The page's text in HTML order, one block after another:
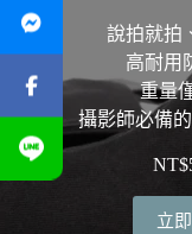
說拍就拍
高耐用
重量
攝影師必備
NT$
立